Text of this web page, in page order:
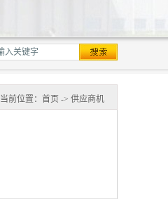
当前位置： 首页 -> 供应商机